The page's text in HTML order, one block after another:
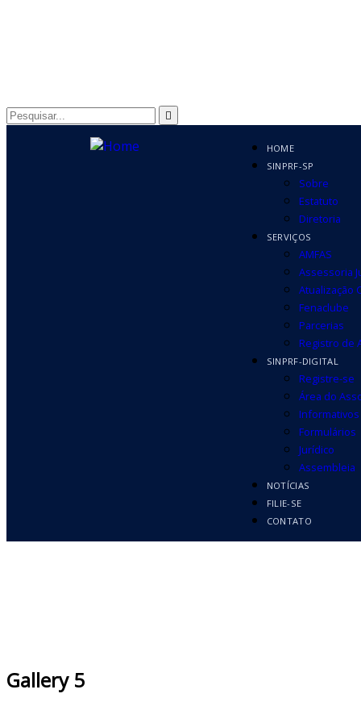
HOME
SINPRF-SP
Sobre
Estatuto
Diretoria
SERVIÇOS
AMFAS
Assessoria
Atualização
Fenaclube
Parcerias
Registro de
SINPRF-DIGITAL
Registre-se
Área do
Informativos
Formulários
Jurídico
Assembleia
NOTÍCIAS
FILIE-SE
CONTATO
Gallery 5